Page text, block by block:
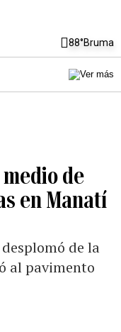
88°Bruma
de
en Manatí
de la
al pavimento